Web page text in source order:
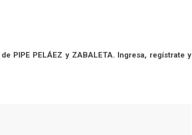
PIPE PELÁEZ y ZABALETA. Ingresa, regístrate y